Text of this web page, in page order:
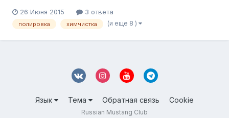
пространства с нашей ответственностью, нанесении
защитных составов на кузов, стекла, элементы салона,
26 Июня 2015 3 ответа
полировка химчистка (и еще 8 )
Язык Тема Обратная связь Cookie
Russian Mustang Club